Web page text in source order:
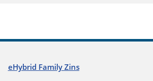
eHybrid Family Zins